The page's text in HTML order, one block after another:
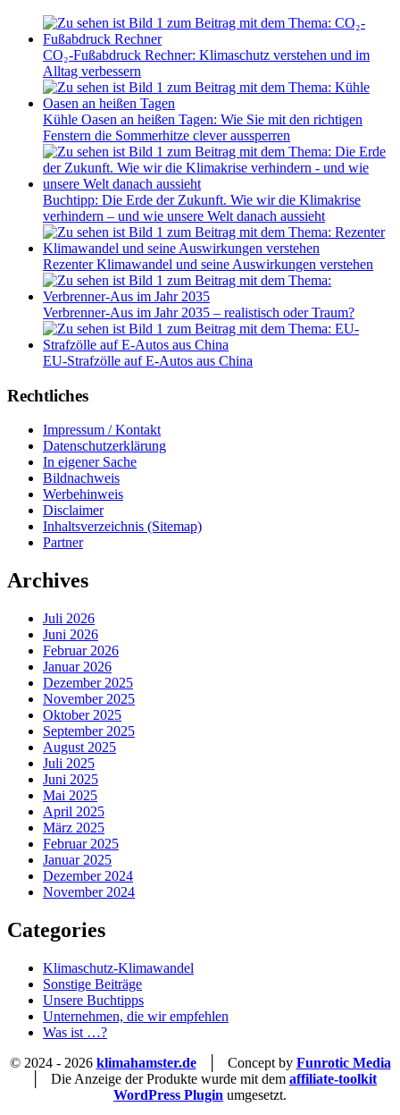
CO₂-Fußabdruck Rechner: Klimaschutz verstehen und im
Alltag verbessern
Kühle Oasen an heißen Tagen: Wie Sie mit den richtigen
Fenstern die Sommerhitze clever aussperren
Buchtipp: Die Erde der Zukunft. Wie wir die Klimakrise
verhindern – und wie unsere Welt danach aussieht
Rezenter Klimawandel und seine Auswirkungen verstehen
Verbrenner-Aus im Jahr 2035 – realistisch oder Traum?
EU-Strafzölle auf E-Autos aus China
Rechtliches
Impressum / Kontakt
Datenschutzerklärung
In eigener Sache
Bildnachweis
Werbehinweis
Disclaimer
Inhaltsverzeichnis (Sitemap)
Partner
Archives
Juli 2026
Juni 2026
Februar 2026
Januar 2026
Dezember 2025
November 2025
Oktober 2025
September 2025
August 2025
Juli 2025
Juni 2025
Mai 2025
April 2025
März 2025
Februar 2025
Januar 2025
Dezember 2024
November 2024
Categories
Klimaschutz-Klimawandel
Sonstige Beiträge
Unsere Buchtipps
Unternehmen, die wir empfehlen
Was ist …?
© 2024 - 2026 klimahamster.de│ Concept by Funrotic Media
│ Die Anzeige der Produkte wurde mit dem affiliate-toolkit
WordPress Plugin umgesetzt.